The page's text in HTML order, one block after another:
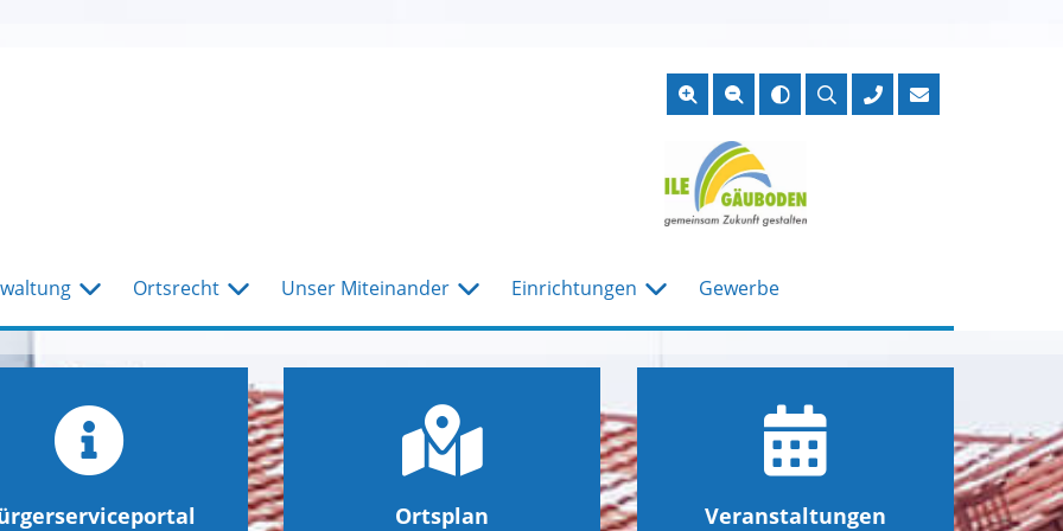
Suche
Ortsrecht Unser Miteinander Einrichtungen Gewerbe
Ortsplan Veranstaltungen